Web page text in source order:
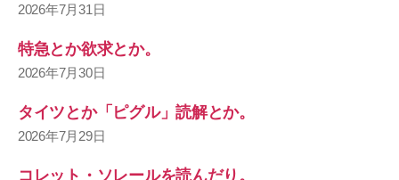
2026年7月31日
特急とか欲求とか。
2026年7月30日
タイツとか「ピグル」読解とか。
2026年7月29日
コレット・ソレールを読んだり。